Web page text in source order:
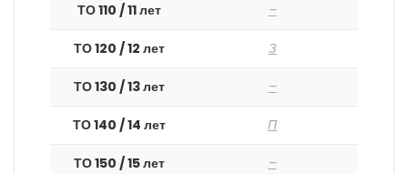
ТО 110 / 11 лет –
ТО 120 / 12 лет З
ТО 130 / 13 лет –
ТО 140 / 14 лет П
ТО 150 / 15 лет –